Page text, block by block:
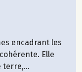
encadrant les
Elle
terre,...